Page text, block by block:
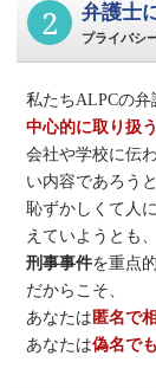
2 弁護士
プライバシ
私たちALPCの
中心的に取り扱
会社や学校に伝
い内容であろうと
恥ずかしくて人
えていようとも、
刑事事件を重点
だからこそ、
あなたは匿名で
あなたは偽名で